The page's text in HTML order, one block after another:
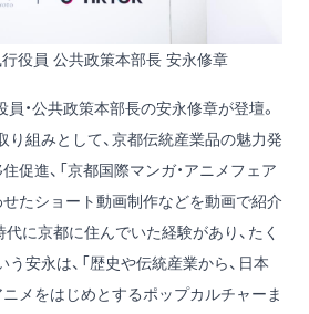
役員 公共政策本部長 安永修章
・公共政策本部長の安永修章が登壇。
り組みとして、京都伝統産業品の魅力発
促進、「京都国際マンガ・アニメフェア
せたショート動画制作などを動画で紹介
に京都に住んでいた経験があり、たく
安永は、「歴史や伝統産業から、日本
メをはじめとするポップカルチャーま